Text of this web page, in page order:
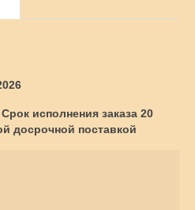
исполнения заказа 20
досрочной поставкой